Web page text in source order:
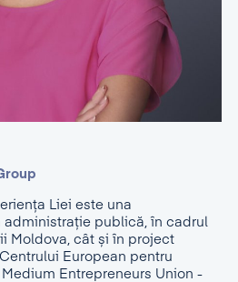
Liei este una
publică, în cadrul
Moldova, cât și în project
European pentru
Entrepreneurs Union -